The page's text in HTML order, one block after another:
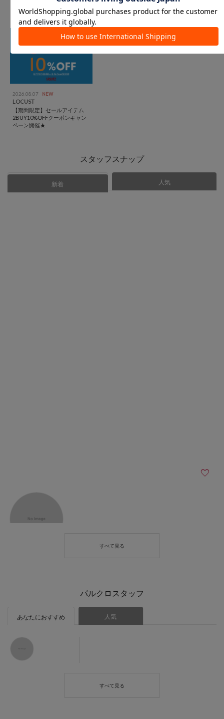
キャンペーン
※未ログインの方は、ログインしてご確認ください。
2026.08.07 NEW
LOCUST
【期間限定】セールアイテム
2BUY10%OFFクーポンキャン
ペーン開催★
スタッフスナップ
あなたにおすすめ 人気
新着
パルクロスタッフ
あなたにおすすめ 人気